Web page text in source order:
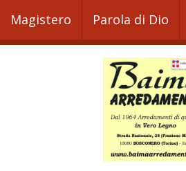
Magistero Parola di Dio